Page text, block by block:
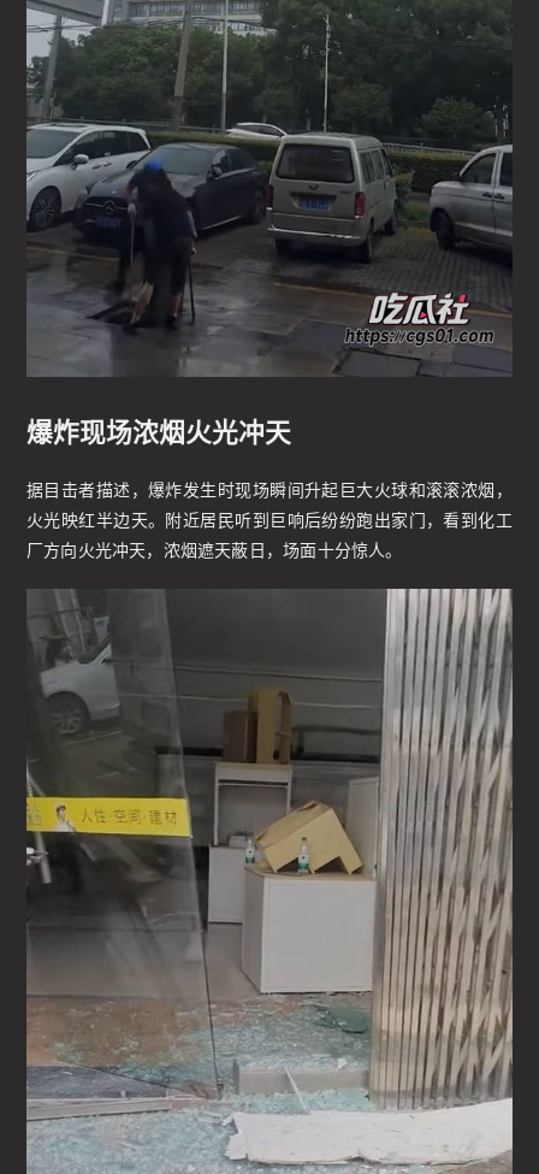
爆炸现场浓烟火光冲天
据目击者描述，爆炸发生时现场瞬间升起巨大火球和滚滚浓烟，
火光映红半边天。附近居民听到巨响后纷纷跑出家门，看到化工
厂方向火光冲天，浓烟遮天蔽日，场面十分惊人。